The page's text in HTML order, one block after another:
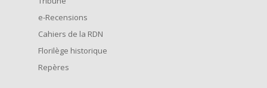
e-Recensions
Cahiers de la RDN
Florilège historique
Repères